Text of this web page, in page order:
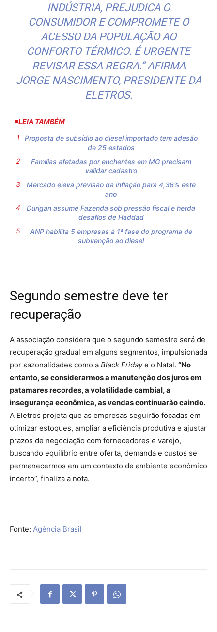
INDÚSTRIA, PREJUDICA O
CONSUMIDOR E COMPROMETE O
ACESSO DA POPULAÇÃO AO
CONFORTO TÉRMICO. É URGENTE
REVISAR ESSA REGRA.” AFIRMA
JORGE NASCIMENTO, PRESIDENTE DA
ELETROS.
LEIA TAMBÉM
Proposta de subsídio ao diesel importado tem adesão
de 25 estados
Famílias afetadas por enchentes em MG precisam
validar cadastro
Mercado eleva previsão da inflação para 4,36% este
ano
Durigan assume Fazenda sob pressão fiscal e herda
desafios de Haddad
ANP habilita 5 empresas à 1ª fase do programa de
subvenção ao diesel
Segundo semestre deve ter
recuperação
A associação considera que o segundo semestre será de
recuperação gradual em alguns segmentos, impulsionada
por sazonalidades como a Black Fridaye o Natal. “No
entanto, se considerarmos a manutenção dos juros em
patamares recordes, a volatilidade cambial, a
insegurança econômica, as vendas continuarão caindo.
A Eletros projeta que as empresas seguirão focadas em
otimizar estoques, ampliar a eficiência produtiva e ajustar
prazos de negociação com fornecedores e varejo,
buscando equilíbrio entre oferta, demanda e custos se
permanecermos em um contexto de ambiente econômico
incerto”, finaliza a nota.
Fonte: Agência Brasil